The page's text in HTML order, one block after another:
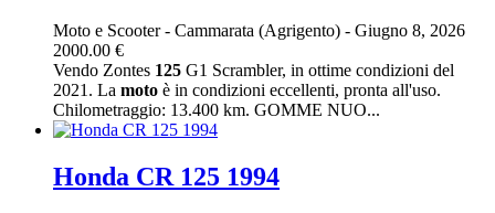
Moto e Scooter- Cammarata (Agrigento) - Giugno 8, 2026
2000.00 €
Vendo Zontes 125 G1 Scrambler, in ottime condizioni del
2021. La moto è in condizioni eccellenti, pronta all'uso.
Chilometraggio: 13.400 km. GOMME NUO...
Honda CR 125 1994